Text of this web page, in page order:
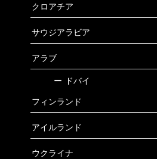
クロアチア
サウジアラビア
アラブ
ー ドバイ
フィンランド
アイルランド
ウクライナ